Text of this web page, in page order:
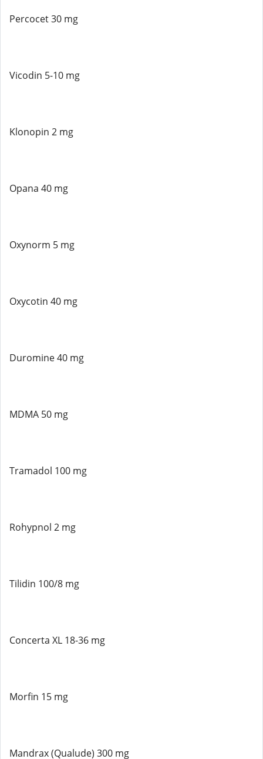
Percocet 30 mg
Vicodin 5-10 mg
Klonopin 2 mg
Opana 40 mg
Oxynorm 5 mg
Oxycotin 40 mg
Duromine 40 mg
MDMA 50 mg
Tramadol 100 mg
Rohypnol 2 mg
Tilidin 100/8 mg
Concerta XL 18-36 mg
Morfin 15 mg
Mandrax (Qualude) 300 mg